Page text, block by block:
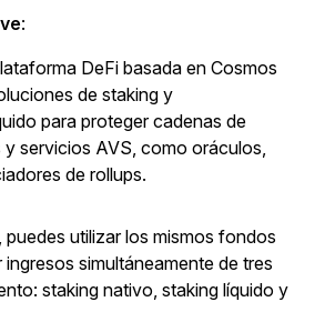
:
DeFi basada en Cosmos
de staking y
para proteger cadenas de
y servicios AVS, como oráculos,
de rollups.
utilizar los mismos fondos
simultáneamente de tres
staking nativo, staking líquido y